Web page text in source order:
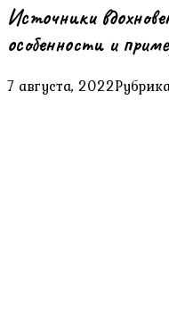
Источники
особенности и
7 августа, 2022